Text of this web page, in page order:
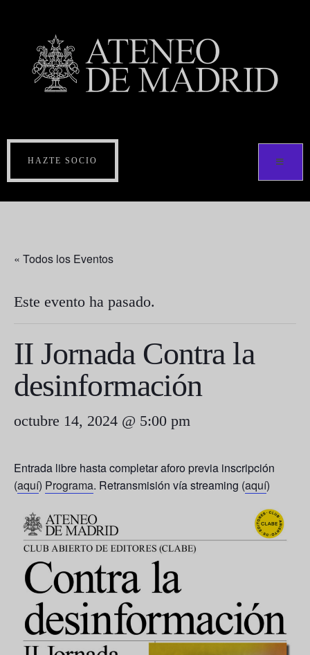
HAZTE SOCIO
« Todos los Eventos
Este evento ha pasado.
II Jornada Contra la
desinformación
octubre 14, 2024 @ 5:00 pm
Entrada libre hasta completar aforo previa inscripción
(aquí) Programa. Retransmisión vía streaming (aquí)